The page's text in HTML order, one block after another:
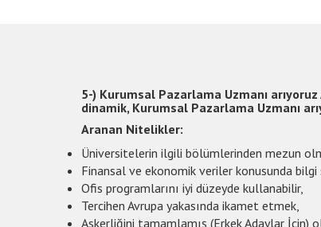
5-) Kurumsal Pazarlama Uzmanı
dinamik, Kurumsal Pazarlama Uzmanı
Aranan Nitelikler:
Üniversitelerin ilgili bölümlerinden mezun
Finansal ve ekonomik veriler konusunda bilgi
Ofis programlarını iyi düzeyde kullanabilir,
Tercihen Avrupa yakasında ikamet etmek,
Askerliğini tamamlamış (Erkek Adaylar İçin)